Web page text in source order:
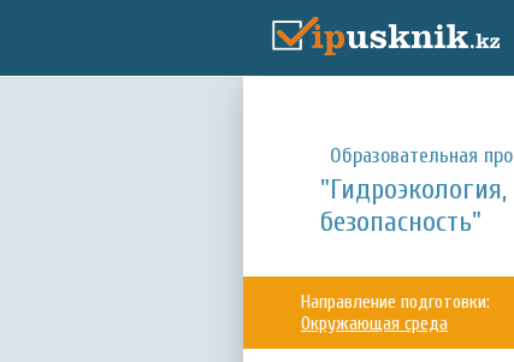
Образовательная
безопасность"
Направление подготовки:
Окружающая среда